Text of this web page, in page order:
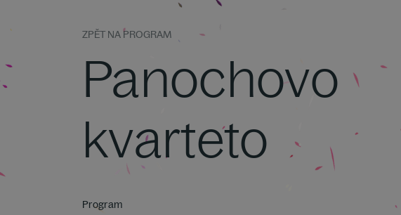
ZPĚT NA PROGRAM
Panochovo
kvarteto
Program